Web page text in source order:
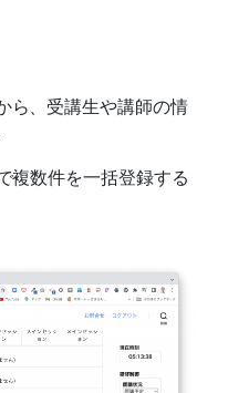
ら、受講生や講師の情
複数件を一括登録する